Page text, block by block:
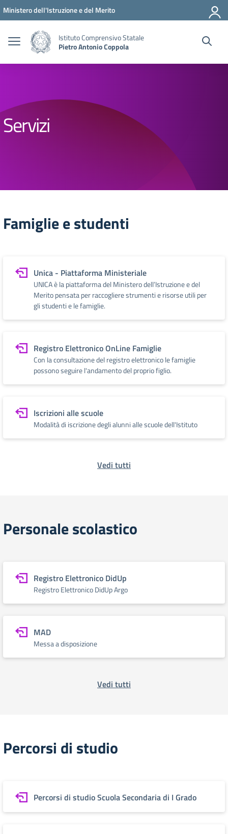
Vai ai contenuti
Vai al menu di navigazione
Vai al footer
Ministero dell'Istruzione e del Merito
Istituto Comprensivo Statale
Pietro Antonio Coppola
Servizi
Famiglie e studenti
Unica - Piattaforma Ministeriale
UNICA è la piattaforma del Ministero dell’Istruzione e del
Merito pensata per raccogliere strumenti e risorse utili per
gli studenti e le famiglie.
Registro Elettronico OnLine Famiglie
Con la consultazione del registro elettronico le famiglie
possono seguire l'andamento del proprio figlio.
Iscrizioni alle scuole
Modalità di iscrizione degli alunni alle scuole dell'Istituto
Vedi tutti
Personale scolastico
Registro Elettronico DidUp
Registro Elettronico DidUp Argo
MAD
Messa a disposizione
Vedi tutti
Percorsi di studio
Percorsi di studio Scuola Secondaria di I Grado